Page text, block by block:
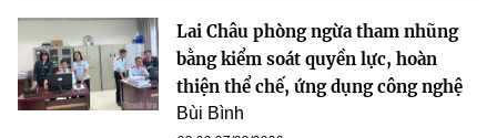
Lai Châu phòng ngừa tham nhũng
bằng kiểm soát quyền lực, hoàn
thiện thể chế, ứng dụng công nghệ
Bùi Bình